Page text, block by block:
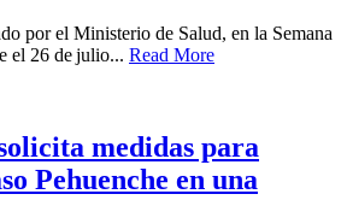
por el Ministerio de Salud, en la Semana
el 26 de julio... Read More
medidas para
Pehuenche en una